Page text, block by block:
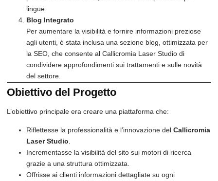
lingue.
Blog Integrato
Per aumentare la visibilità e fornire informazioni preziose
agli utenti, è stata inclusa una sezione blog, ottimizzata per
la SEO, che consente al Callicromia Laser Studio di
condividere approfondimenti sui trattamenti e sulle novità
del settore.
Obiettivo del Progetto
L’obiettivo principale era creare una piattaforma che:
Riflettesse la professionalità e l’innovazione del Callicromia
Laser Studio
Incrementasse la visibilità del sito sui motori di ricerca
grazie a una struttura ottimizzata.
Offrisse ai clienti informazioni dettagliate su ogni